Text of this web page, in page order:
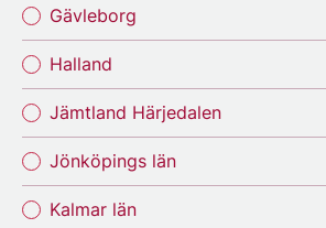
Gävleborg
Halland
Jämtland Härjedalen
Jönköpings län
Kalmar län